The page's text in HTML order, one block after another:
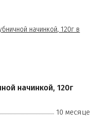
начинкой, 120г
10